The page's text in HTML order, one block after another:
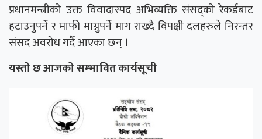
प्रधानमन्त्रीको उक्त विवादास्पद अभिव्यक्ति संसद्को रेकर्डबाट
हटाउनुपर्ने र माफी माग्नुपर्ने माग राख्दै विपक्षी दलहरुले निरन्तर
संसद अवरोध गर्दै आएका छन् ।
यस्तो छ आजको सम्भावित कार्यसूची